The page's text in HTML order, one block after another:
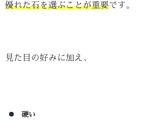
優れた石を選ぶことが重要です。
見た目の好みに加え、
硬い